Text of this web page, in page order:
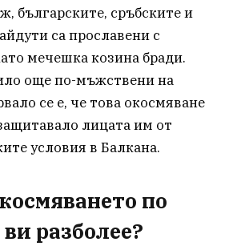
българските, сръбските и
са прославени с
мечешка козина бради.
още по-мъжствени на
се е, че това окосмяване
лицата им от
условия в Балкана.
по
разболее?